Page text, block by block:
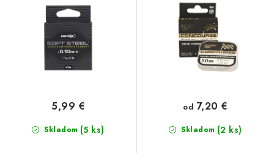
KONTAKTY
DOPRAVA
ZNAČKYSkladom (5 ks)
5,99 €
Skladom (2 ks)
od 7,20 €